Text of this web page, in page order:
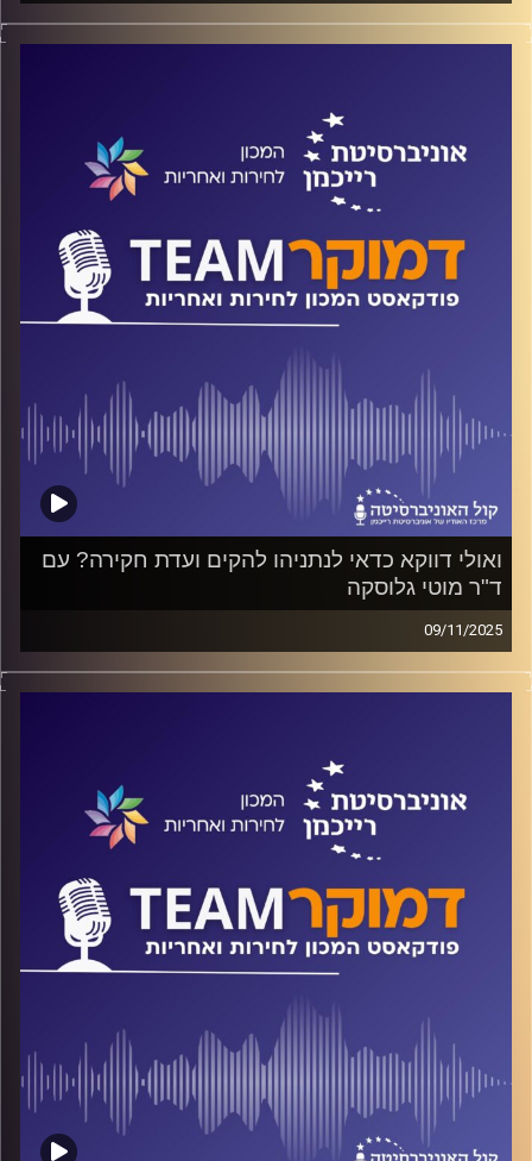
פודקאסט המכון לחירות ואחריות באוניברסיטת רייכמן
על עולים חדשים ועל צעירים דור שני להורים שעזבו את הארץ
צריכה המדינה לעשות כדי לעודד אותם לכך? על כל אלה ועוד
משוחח ד"ר חיים וייצמן עם ד"ר ליאור יוחנני
המכון לחירות ואחריות
ואולי דווקא כדאי לנתניהו להקים ועדת חקירה? עם
ד"ר מוטי גלוסקה
09/11/2025
פודקאסט המכון לחירות ואחריות באוניברסיטת רייכמן
האישיות. על כל אלה ועוד משוחח ד"ר חיים וייצמן עם ד"ר מוטי
גלוסקה
המכון לחירות ואחריות